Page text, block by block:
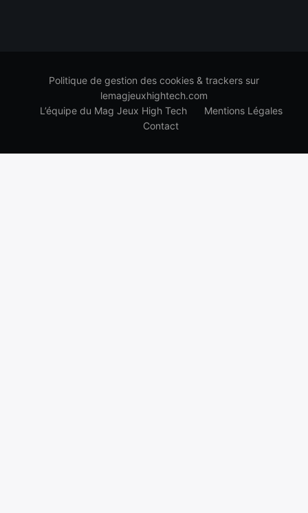
Politique de gestion des cookies & trackers sur
lemagjeuxhightech.com
L’équipe du Mag Jeux High Tech
Mentions Légales
Contact